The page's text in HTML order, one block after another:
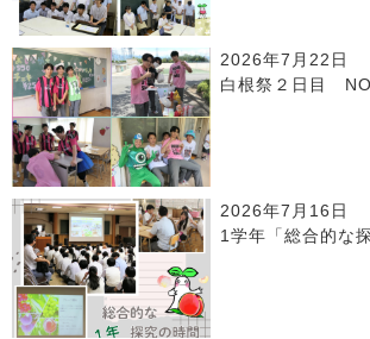
2026年7月22日
白根祭２日目
2026年7月16日
1学年「総合的な